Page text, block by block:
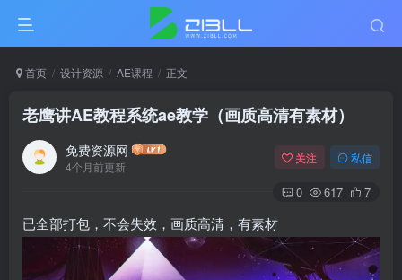
首页 设计资源 AE课程 正文
老鹰讲AE教程系统ae教学（画质高清有素材）
免费资源网
4个月前更新
关注 私信
0 617 7
已全部打包，不会失效，画质高清，有素材